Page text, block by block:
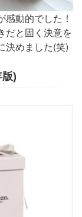
動的でした！
だと固く決意を
決めました(笑)
)